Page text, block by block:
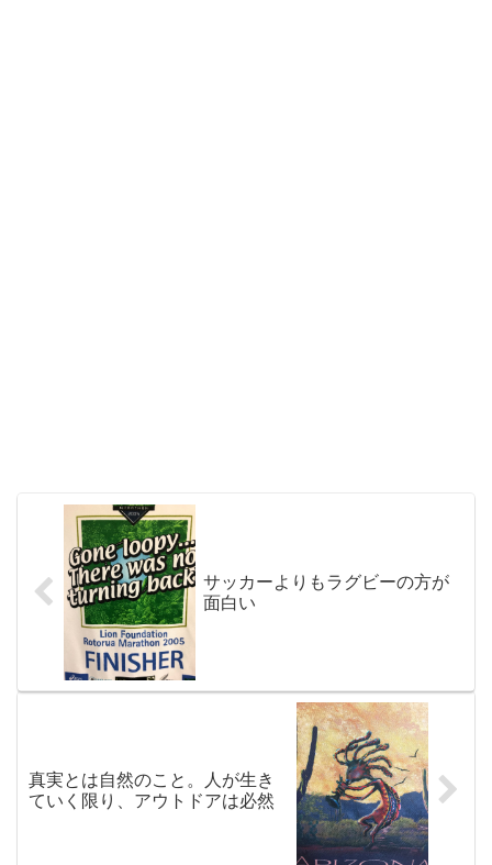
サッカーよりもラグビーの方が
面白い
真実とは自然のこと。人が生き
ていく限り、アウトドアは必然